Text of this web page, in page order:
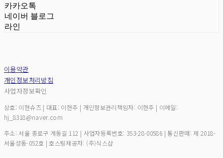
카카오톡
네이버 블로그
라인
이용약관
개인정보처리방침
사업자정보확인
상호: 이현슈즈 | 대표: 이현주 | 개인정보관리책임자: 이현주 | 이메일:
hj_8318@naver.com
주소: 서울 종로구 계동길 112 | 사업자등록번호: 353-28-00586 | 통신판매:제 2018-
서울성동-052호 | 호스팅제공자: (주)식스샵